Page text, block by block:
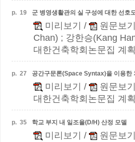
p. 19 군 병영생활관의 실 구성에 대한 선호
미리보기 / 원문보기
Chan) ; 강한승(Kang
대한건축학회논문집 계
p. 27 공간구문론(Space Syntax)을 이용한
미리보기 / 원문보기
대한건축학회논문집 계
p. 35 학교 부지 내 일조율(D/H) 산정 모델
미리보기 / 원문보기